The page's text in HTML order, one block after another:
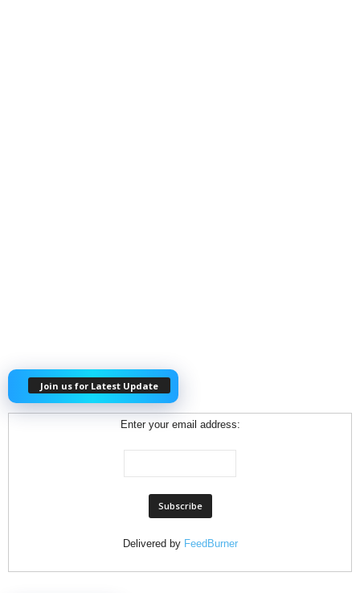
Join us for Latest Update
Enter your email address:
Delivered by FeedBurner